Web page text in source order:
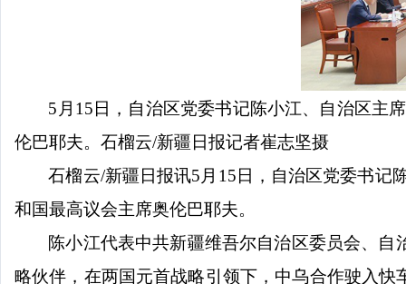
5月15日，自治区党委书记陈小江、自治区主
伦巴耶夫。石榴云/新疆日报记者崔志坚摄
石榴云/新疆日报讯5月15日，自治区党委书记
和国最高议会主席奥伦巴耶夫。
陈小江代表中共新疆维吾尔自治区委员会、
略伙伴，在两国元首战略引领下，中乌合作驶入